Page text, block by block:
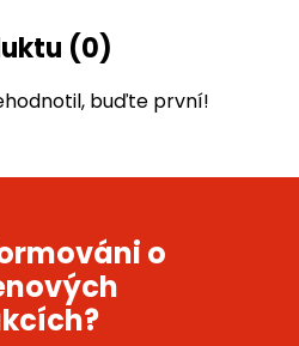
(0)
buďte první!
o